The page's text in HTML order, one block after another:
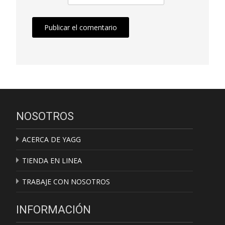
NOSOTROS
ACERCA DE YAGG
TIENDA EN LINEA
TRABAJE CON NOSOTROS
INFORMACIÓN